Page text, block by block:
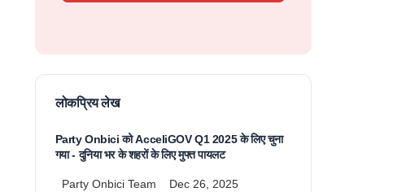
लोकप्रिय लेख
Party Onbici को AcceliGOV Q1 2025 के लिए चुना
गया - दुनिया भर के शहरों के लिए मुफ्त पायलट
Party Onbici Team Dec 26, 2025